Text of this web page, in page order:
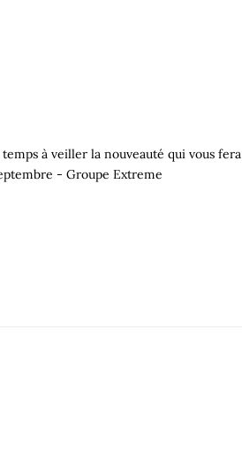
à veiller la nouveauté qui vous fera
- Groupe Extreme